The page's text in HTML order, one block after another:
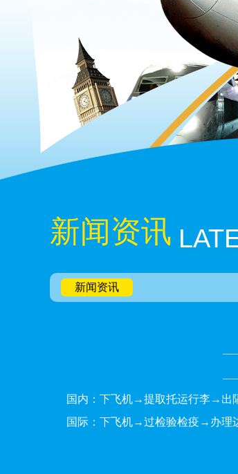
新闻资讯
新闻资讯
国内：下飞机→提取托运行李→出
国际：下飞机→过检验检疫→办理